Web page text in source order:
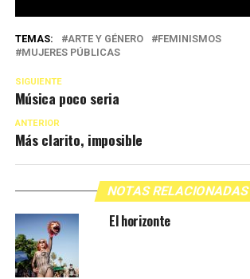
TEMAS: ARTE Y GÉNERO
FEMINISMOS
MUJERES PÚBLICAS
SIGUIENTE
Música poco seria
ANTERIOR
Más clarito, imposible
NOTAS RELACIONADAS
El horizonte